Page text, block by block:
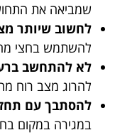
שמביאה את
לחשוב שיותר
להשתמש בחצי
לא להתחשב
להרוג מצב רוח
להסתבך עם
במגירה במקום